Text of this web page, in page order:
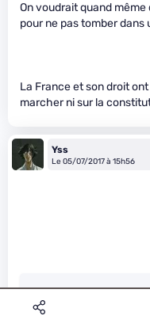
On voudrait quand même
pour ne pas tomber dans
La France et son droit
marcher ni sur la
Yss
Le 05/07/2017 à 15h56
Natsume a écrit :